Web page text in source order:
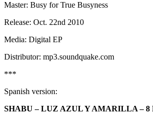
Master: Busy for True Busyness
Release: Oct. 22nd 2010
Media: Digital EP
Distributor: mp3.soundquake.com
***
Spanish version:
SHABU – LUZ AZUL Y AMARILLA – 8